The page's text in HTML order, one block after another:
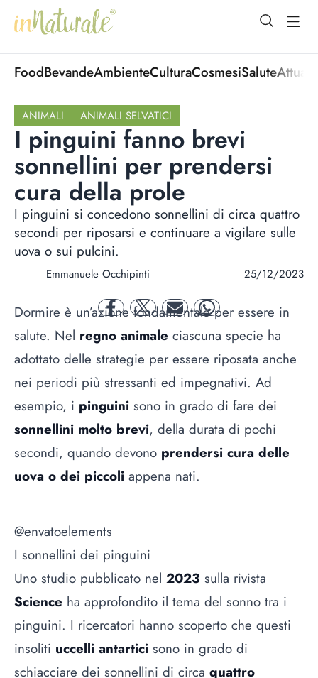
open
FoodBevandeAmbienteCulturaCosmesiSalute
ANIMALI ANIMALI SELVATICI
I pinguini fanno brevi
sonnellini per prendersi
cura della prole
I pinguini si concedono sonnellini di circa quattro
secondi per riposarsi e continuare a vigilare sulle
uova o sui pulcini.
Emmanuele Occhipinti 25/12/2023
facebooktwitter mail whatsapp
Dormire è un’azione fondamentale per essere in
salute. Nel regno animale ciascuna specie ha
adottato delle strategie per essere riposata anche
nei periodi più stressanti ed impegnativi. Ad
esempio, i pinguini sono in grado di fare dei
sonnellini molto brevi, della durata di pochi
secondi, quando devono prendersi cura delle
uova o dei piccoli appena nati.
@envatoelements
I sonnellini dei pinguini
Uno studio pubblicato nel 2023 sulla rivista
Science ha approfondito il tema del sonno tra i
pinguini. I ricercatori hanno scoperto che questi
insoliti uccelli antartici sono in grado di
schiacciare dei sonnellini di circa quattro